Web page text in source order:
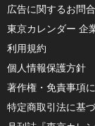
広告に関するお問
東京カレンダー 企
利用規約
個人情報保護方針
著作権・免責事項
特定商取引法に基